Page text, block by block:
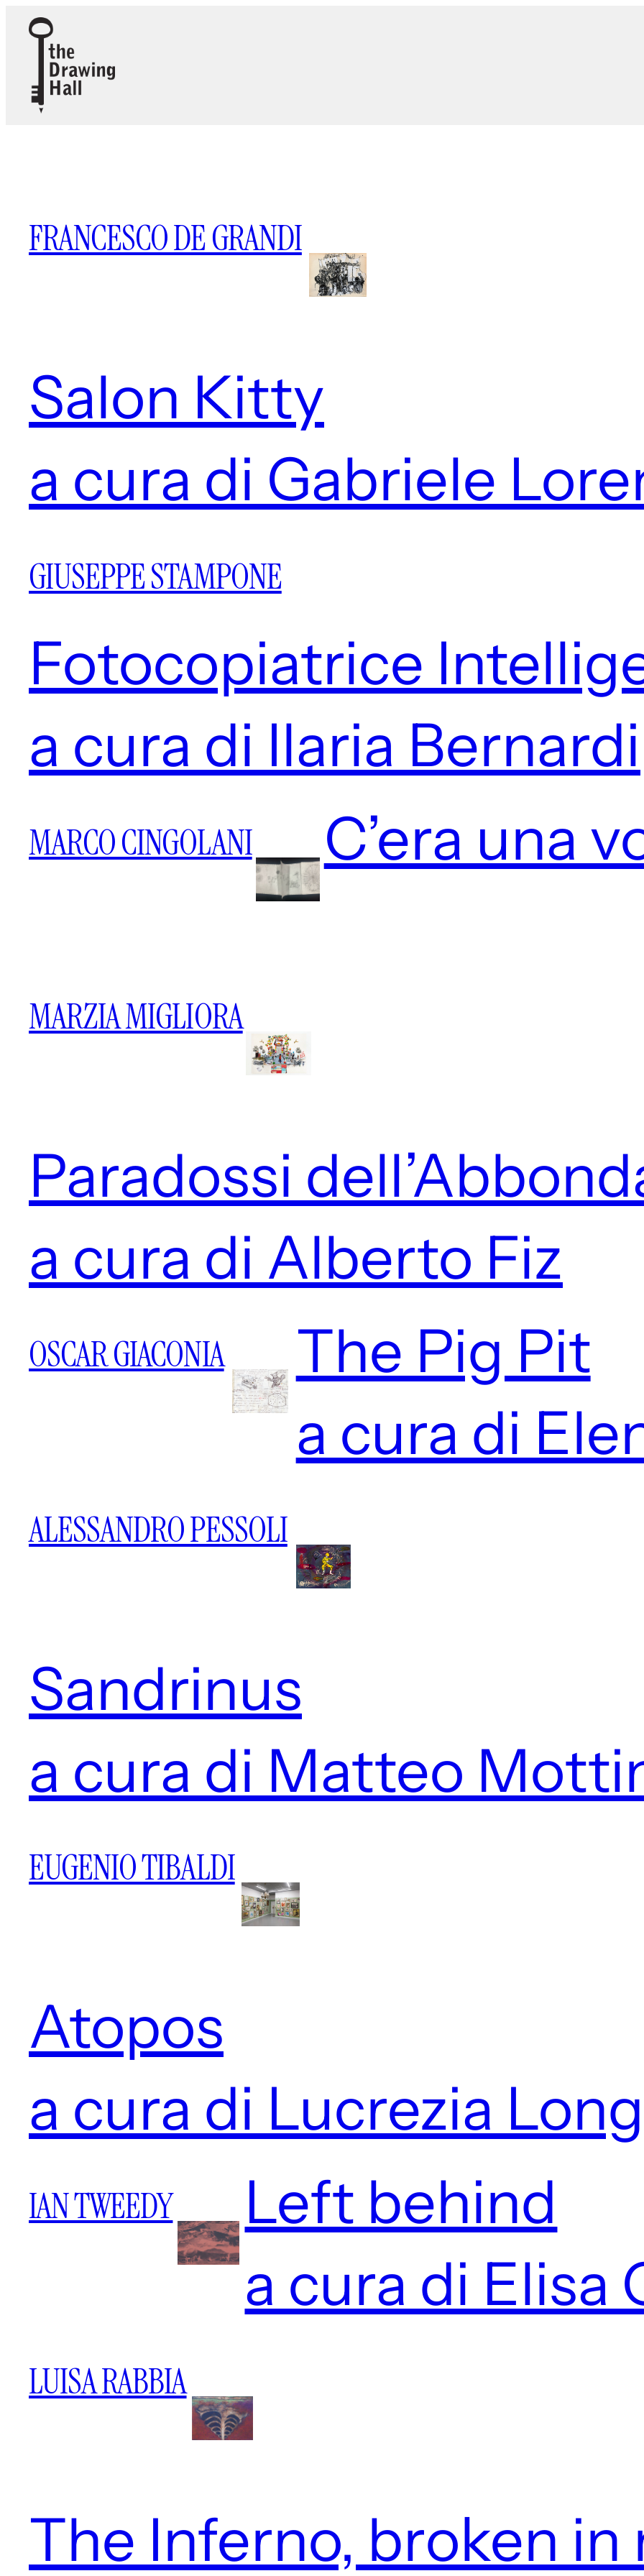
contenuto
FRANCESCO DE GRANDI
Salon Kitty
a cura di Gabriele
GIUSEPPE STAMPONE
Fotocopiatrice
a cura di Ilaria Bernardi
MARCO CINGOLANI C’era una
MARZIA MIGLIORA
Paradossi
a cura di Alberto Fiz
OSCAR GIACONIA
The Pig Pit
a cura di
ALESSANDRO PESSOLI
Sandrinus
a cura di Matteo
EUGENIO TIBALDI
Atopos
a cura di Lucrezia
IAN TWEEDY
Left behind
a cura di Elisa
LUISA RABBIA
The Inferno, broken in